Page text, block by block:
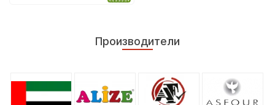
Производители